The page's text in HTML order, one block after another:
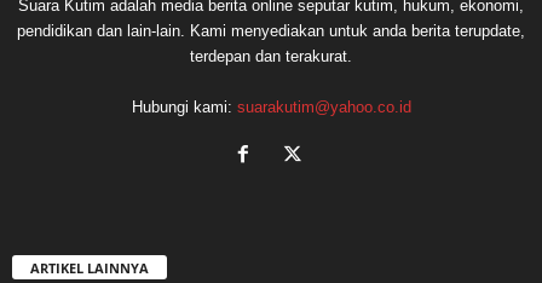
Suara Kutim adalah media berita online seputar kutim, hukum, ekonomi,
pendidikan dan lain-lain. Kami menyediakan untuk anda berita terupdate,
terdepan dan terakurat.
Hubungi kami: suarakutim@yahoo.co.id
ARTIKEL LAINNYA